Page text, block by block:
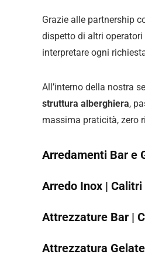
Grazie alle partnership
dispetto di altri
interpretare ogni
All’interno della nostra
struttura alberghiera,
massima praticità, zero
Arredamenti Bar e
Arredo Inox | Calitri
Attrezzature Bar |
Attrezzatura